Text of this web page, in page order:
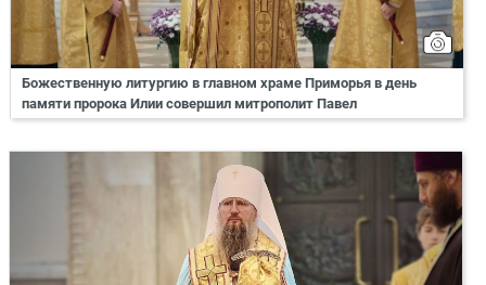
Божественную литургию в главном храме Приморья в день
памяти пророка Илии совершил митрополит Павел